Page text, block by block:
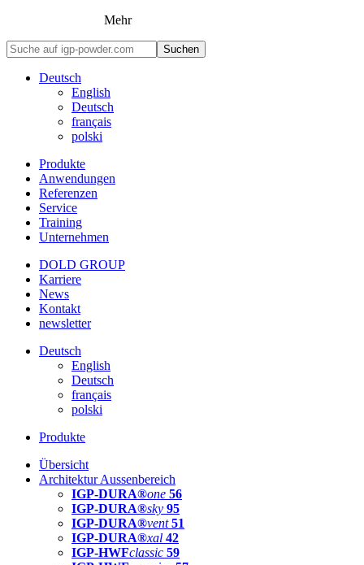
Mehr
Suchen
Deutsch
English
Deutsch
français
polski
Produkte
Anwendungen
Referenzen
Service
Training
Unternehmen
DOLD GROUP
Karriere
News
Kontakt
newsletter
Deutsch
English
Deutsch
français
polski
Produkte
Übersicht
Architektur Aussenbereich
IGP-DURA®one 56
IGP-DURA®sky 95
IGP-DURA®vent 51
IGP-DURA®xal 42
IGP-HWFclassic 59